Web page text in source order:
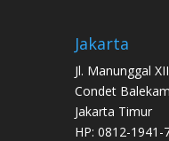
Jakarta
Jl. Manunggal
Condet
Jakarta Timur
HP: 0812-